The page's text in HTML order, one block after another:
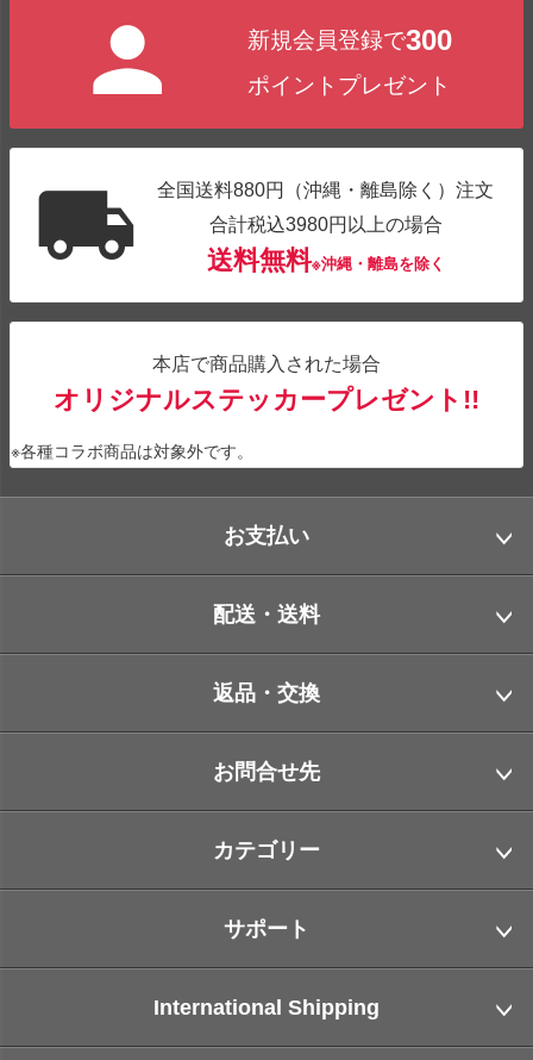
新規会員登録で300
ポイントプレゼント
全国送料880円（沖縄・離島除く）注文
合計税込3980円以上の場合
送料無料※沖縄・離島を除く
本店で商品購入された場合
オリジナルステッカープレゼント!!
※各種コラボ商品は対象外です。
お支払い
配送・送料
返品・交換
お問合せ先
カテゴリー
サポート
International Shipping